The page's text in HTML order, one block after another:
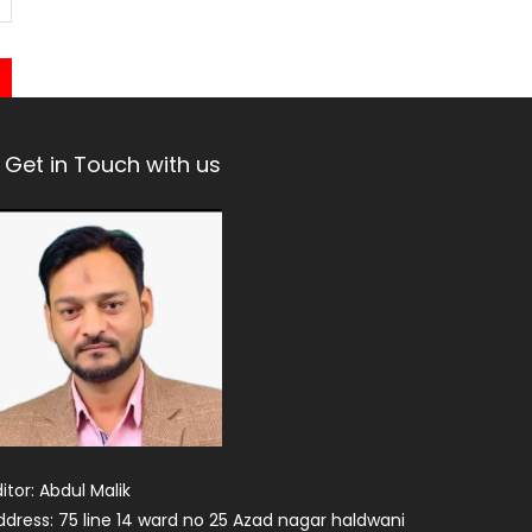
Get in Touch with us
Abdul Malik
75 line 14 ward no 25 Azad nagar haldwani